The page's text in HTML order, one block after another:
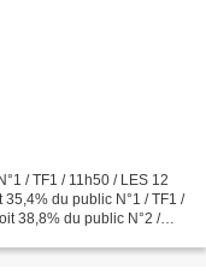
/ TF1 / 11h50 / LES 12
du public N°1 / TF1 /
38,8% du public N°2 /